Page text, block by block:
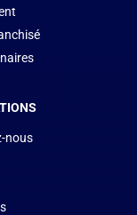
nous